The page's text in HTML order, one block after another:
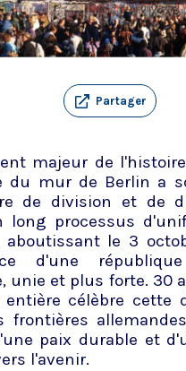
Partager
majeur de
du mur de Berlin a
de division et de
long processus
aboutissant le 3
d'une
unie et plus forte. 30
entière célèbre cette
frontières
paix durable et
l'avenir.